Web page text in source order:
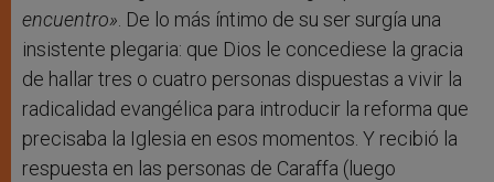
encuentro». De lo más íntimo de su ser surgía una
insistente plegaria: que Dios le concediese la gracia
de hallar tres o cuatro personas dispuestas a vivir la
radicalidad evangélica para introducir la reforma que
precisaba la Iglesia en esos momentos. Y recibió la
respuesta en las personas de Caraffa (luego